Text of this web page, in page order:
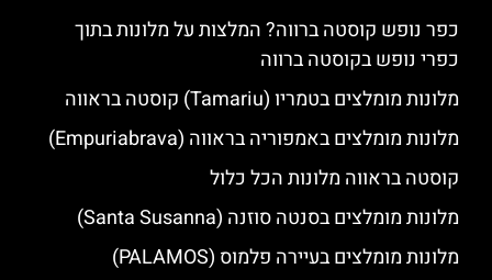
כפר נופש קוסטה ברווה? המלצות על מלונות בתוך
כפרי נופש בקוסטה ברווה
מלונות מומלצים בטמריו (Tamariu) קוסטה בראווה
מלונות מומלצים באמפוריה בראווה (Empuriabrava)
קוסטה בראווה מלונות הכל כלול
מלונות מומלצים בסנטה סוזנה (Santa Susanna)
מלונות מומלצים בעיירה פלמוס (PALAMOS)